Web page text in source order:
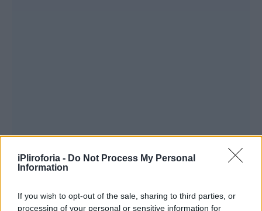
iPliroforia - Do Not Process My Personal
Information
If you wish to opt-out of the sale, sharing to third parties, or
processing of your personal or sensitive information for